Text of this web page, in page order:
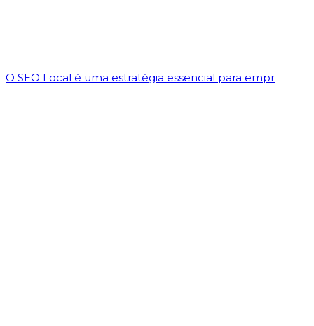
O SEO Local é uma estratégia essencial para empr